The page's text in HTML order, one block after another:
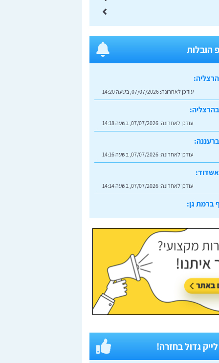
הובלות
עודכן לאחרונה:07/07/2026, בשעה 14:20
עודכן לאחרונה:07/07/2026, בשעה 14:18
עודכן לאחרונה:07/07/2026, בשעה 14:16
עודכן לאחרונה:07/07/2026, בשעה 14:14
ברמת גן:
עודכן לאחרונה:07/07/2026, בשעה 14:23
לייק גדול בחזרה!